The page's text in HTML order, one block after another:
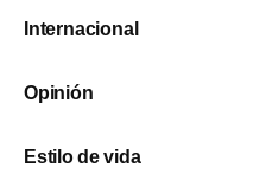
Internacional
Opinión
Estilo de vida